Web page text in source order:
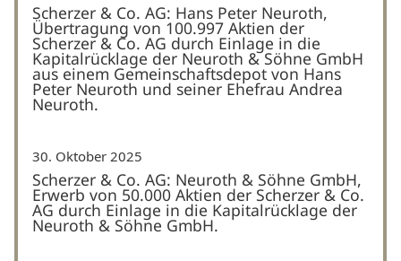
Scherzer & Co. AG: Hans Peter Neuroth,
Übertragung von 100.997 Aktien der
Scherzer & Co. AG durch Einlage in die
Kapitalrücklage der Neuroth & Söhne GmbH
aus einem Gemeinschaftsdepot von Hans
Peter Neuroth und seiner Ehefrau Andrea
Neuroth.
30. Oktober 2025
Scherzer & Co. AG: Neuroth & Söhne GmbH,
Erwerb von 50.000 Aktien der Scherzer & Co.
AG durch Einlage in die Kapitalrücklage der
Neuroth & Söhne GmbH.